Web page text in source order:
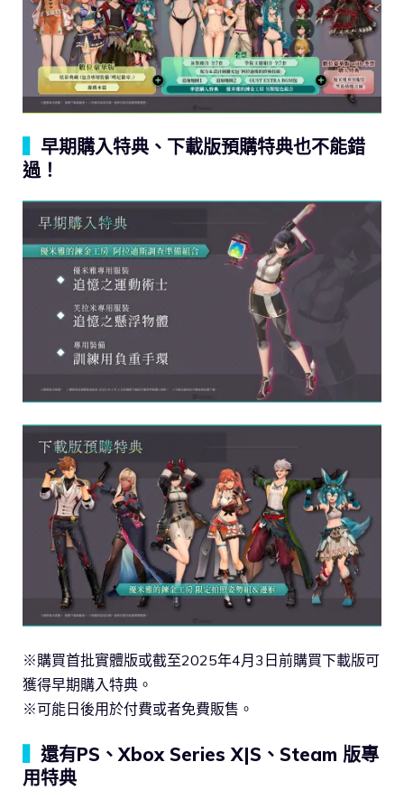
早期購入特典、下載版預購特典也不能錯
過！
※購買首批實體版或截至2025年4月3日前購買下載版可
獲得早期購入特典。
※可能日後用於付費或者免費販售。
還有PS、Xbox Series X|S、Steam 版專
用特典